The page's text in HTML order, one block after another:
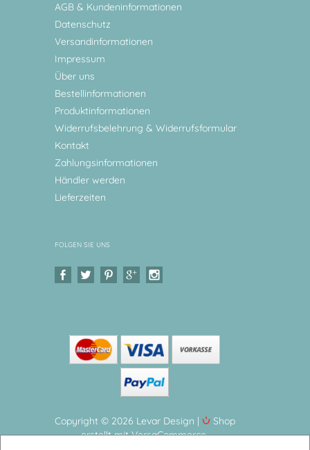
AGB & Kundeninformationen
Datenschutz
Versandinformationen
Impressum
Über uns
Bestellinformationen
Produktinformationen
Widerrufsbelehrung & Widerrufsformular
Kontakt
Zahlungsinformationen
Händler werden
Lieferzeiten
FOLGEN SIE UNS
Copyright © 2026 Levar Design |
Shop
erstellt mit VersaCommerce.